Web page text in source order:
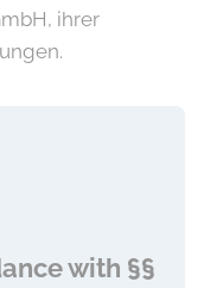
ihrer
with §§